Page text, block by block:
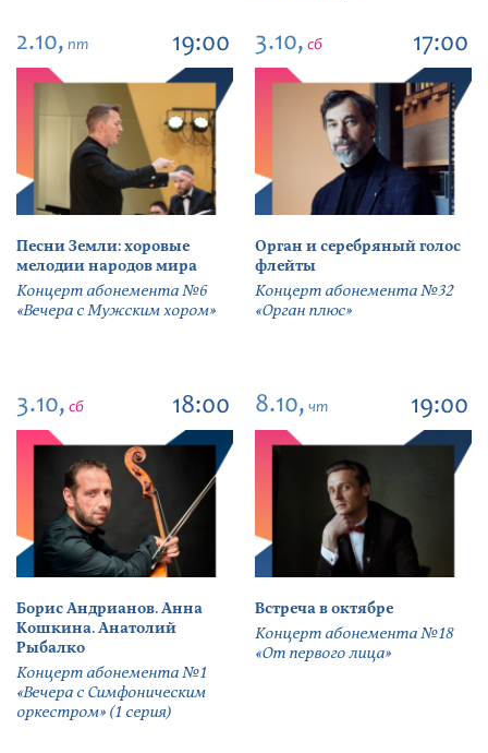
2.10, пт 19:00
Песни Земли: хоровые
мелодии народов мира
Концерт абонемента №6
«Вечера с Мужским хором»
3.10, сб 17:00
Орган и серебряный голос
флейты
Концерт абонемента №32
«Орган плюс»
3.10, сб 18:00
Борис Андрианов. Анна
Кошкина. Анатолий
Рыбалко
Концерт абонемента №1
«Вечера с Симфоническим
оркестром» (1 серия)
8.10, чт 19:00
Встреча в октябре
Концерт абонемента №18
«От первого лица»